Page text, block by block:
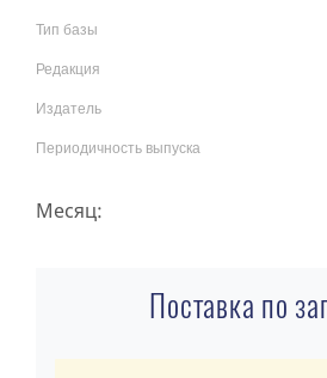
Тип базы
Редакция
Издатель
Периодичность выпуска
Месяц:
Поставка по